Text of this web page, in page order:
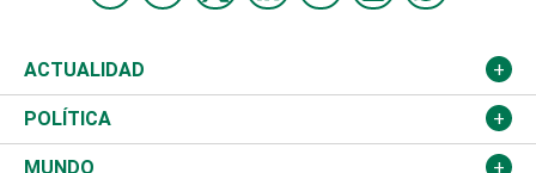
ACTUALIDAD
Nacional
Ciudad
POLÍTICA
Partidos
MUNDO